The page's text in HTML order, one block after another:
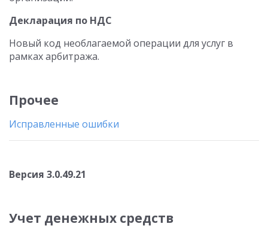
Декларация по НДС
Новый код необлагаемой операции для услуг в
рамках арбитража.
Прочее
Исправленные ошибки
Версия 3.0.49.21
Учет денежных средств